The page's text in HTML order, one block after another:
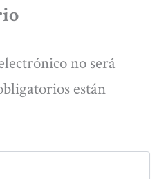
no será
están